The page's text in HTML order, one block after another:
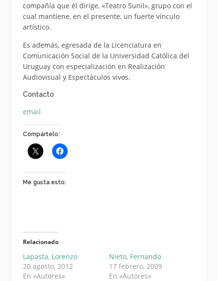
compañía que él dirige, «Teatro Sunil», grupo con el
cual mantiene, en el presente, un fuerte vínculo
artístico.
Es además, egresada de la Licenciatura en
Comunicación Social de la Universidad Católica del
Uruguay con especialización en Realización
Audiovisual y Espectáculos vivos.
Contacto
email
Compártelo:
Me gusta esto:
Relacionado
Lapasta, Lorenzo
20 agosto, 2012
En «Autores»
Nieto, Fernando
17 febrero, 2009
En «Autores»